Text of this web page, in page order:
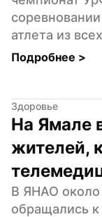
атлета из
Подробнее >
Здоровье
На Ямале
жителей,
В ЯНАО около
обращались